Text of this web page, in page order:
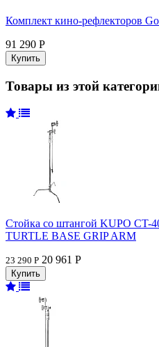
Комплект кино-рефлекторов
91 290 Р
Товары из этой
Стойка со штангой KUPO
TURTLE BASE GRIP ARM
23 290 Р 20 961 Р